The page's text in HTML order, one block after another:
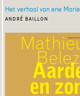
Het verhaal van ene Marie
andré baillon